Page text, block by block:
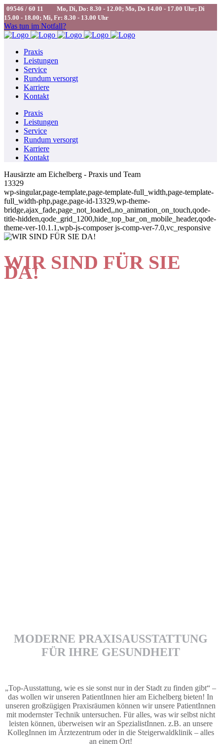
09546 / 60 11
Mo, Di, Do: 8.30 - 12.00; Mo, Do 14.00 - 17.00 Uhr; Di
15.00 - 18.00; Mi, Fr: 8.30 - 13.00 Uhr
Was tun im Notfall?
Praxis
Leistungen
Service
Rundum versorgt
Karriere
Kontakt
Praxis
Leistungen
Service
Rundum versorgt
Karriere
Kontakt
Hausärzte am Eichelberg - Praxis und Team
13329
wp-singular,page-template,page-template-full_width,page-template-
full_width-php,page,page-id-13329,wp-theme-
bridge,ajax_fade,page_not_loaded,,no_animation_on_touch,qode-
title-hidden,qode_grid_1200,hide_top_bar_on_mobile_header,qode-
theme-ver-10.1.1,wpb-js-composer js-comp-ver-7.0,vc_responsive
WIR SIND FÜR SIE
DA!
MODERNE PRAXISAUSSTATTUNG
FÜR IHRE GESUNDHEIT
„Top-Ausstattung, wie es sie sonst nur in der Stadt zu finden gibt“ –
das wollen wir unseren PatientInnen hier am Eichelberg bieten! In
unseren großzügigen Praxisräumen können wir unsere PatientInnen
mit modernster Technik untersuchen. Für alles, was wir selbst nicht
leisten können, überweisen wir an SpezialistInnen. z.B. an unsere
KollegInnen im Ärztezentrum oder in die Steigerwaldklinik – alles
an einem Ort!